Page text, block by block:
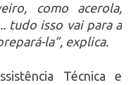
como acerola,
tudo isso vai para a
la”, explica.
Técnica e